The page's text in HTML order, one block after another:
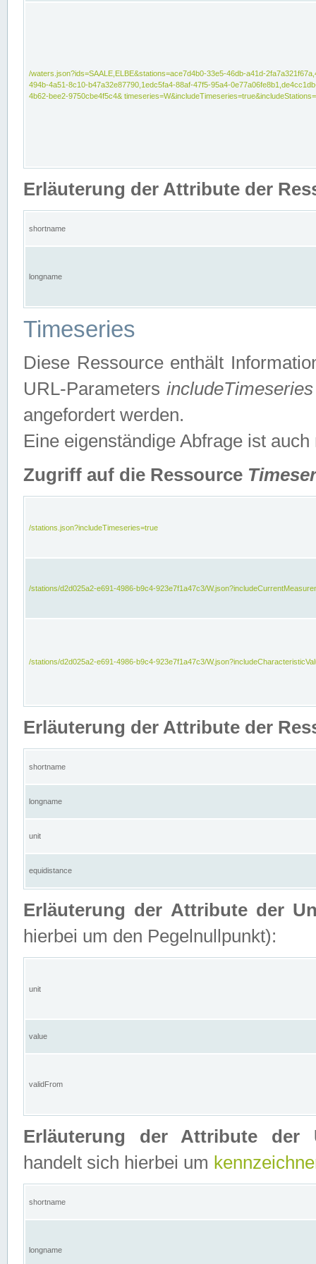
/waters.json?ids=SAALE,ELBE&stations=ace7d4b0-33e5-46db-a41d-
494b-4a51-8c10-b47a32e87790,1edc5fa4-88af-47f5-95a4-
4b62-bee2-9750cbe4f5c4&
Erläuterung der Attribute der
shortname
longname
Timeseries
Diese Ressource enthält
URL-ParametersincludeTimeseries
angefordert werden.
Eine eigenständige Abfrage ist auch
Zugriff auf die Ressource
/stations.json?includeTimeseries=true
/stations/d2d025a2-e691-4986-b9c4-923e7f1a47c3/
/stations/d2d025a2-e691-4986-b9c4-923e7f1a47c3/
Erläuterung der Attribute der
shortname
longname
unit
equidistance
Erläuterung der Attribute der
hierbei um den Pegelnullpunkt):
unit
value
validFrom
Erläuterung der Attribute der
handelt sich hierbei um
shortname
longname